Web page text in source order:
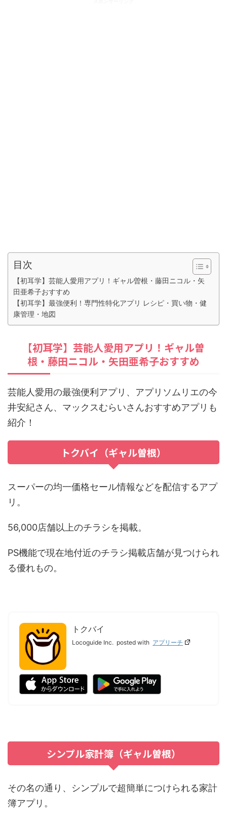
目次
【初耳学】芸能人愛用アプリ！ギャル曽根・藤田ニコル・矢
田亜希子おすすめ
【初耳学】最強便利！専門性特化アプリ レシピ・買い物・健
康管理・地図
【初耳学】芸能人愛用アプリ！ギャル曽
根・藤田ニコル・矢田亜希子おすすめ
芸能人愛用の最強便利アプリ、アプリソムリエの今
井安紀さん、マックスむらいさんおすすめアプリも
紹介！
トクバイ（ギャル曽根）
スーパーの均一価格セール情報などを配信するアプ
リ。
56,000店舗以上のチラシを掲載。
PS機能で現在地付近のチラシ掲載店舗が見つけられ
る優れもの。
トクバイ
Locoguide Inc. posted with アプリーチ
シンプル家計簿（ギャル曽根）
その名の通り、シンプルで超簡単につけられる家計
簿アプリ。